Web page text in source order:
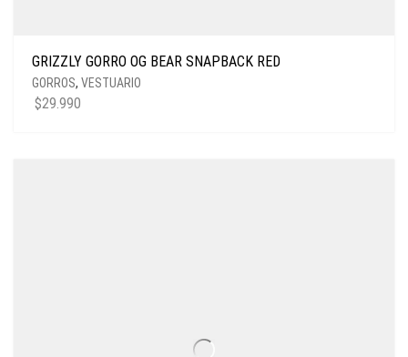
GRIZZLY GORRO OG BEAR SNAPBACK RED
GORROS, VESTUARIO
$29.990